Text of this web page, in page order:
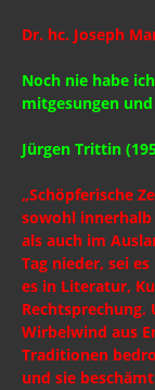
Dr. hc. Joseph
Noch nie habe
mitgesungen
Jürgen Trittin
„Schöpferische
sowohl innerhalb
als auch im
Tag nieder, sei
es in Literatur,
Rechtsprechung.
Wirbelwind aus
Traditionen
und sie